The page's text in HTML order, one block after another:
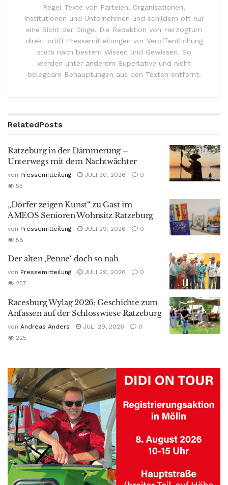
Regel Texte von Parteien, Organisationen,
Institutionen und Unternehmen und schildern oft nur
eine Sicht der Dinge. Die Redaktion von Herzogtum
direkt prüft Pressemitteilungen vor Veröffentlichung
stets nach bestem Wissen und Gewissen. So
werden unter anderem Superlative und nicht
belegbare Behauptungen aus den Texten entfernt.
RelatedPosts
Ratzeburg in der Dämmerung –
Unterwegs mit dem Nachtwächter
von Pressemitteilung JULI 30, 2026
0
55
„Dörfer zeigen Kunst“ zu Gast im
AMEOS Senioren Wohnsitz Ratzeburg
von Pressemitteilung JULI 29, 2026
0
58
Der alten ‚Penne‘ doch so nah
von Pressemitteilung JULI 29, 2026
0
257
Racesburg Wylag 2026: Geschichte zum
Anfassen auf der Schlosswiese Ratzeburg
von Andreas Anders JULI 29, 2026
0
225